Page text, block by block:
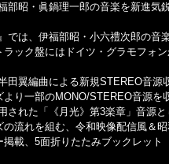
部昭・眞鍋理一郎の音楽を新進
では、伊福部昭・小六禮次郎の
ック盤にはドイツ・グラモフォ
田翼編曲による新規STEREO音
より一部のMONO/STEREO音源を
された「《月光》第3楽章」音源
の流れを組む、令和映像配信風＆
掲載、5面折りたたみブックレット